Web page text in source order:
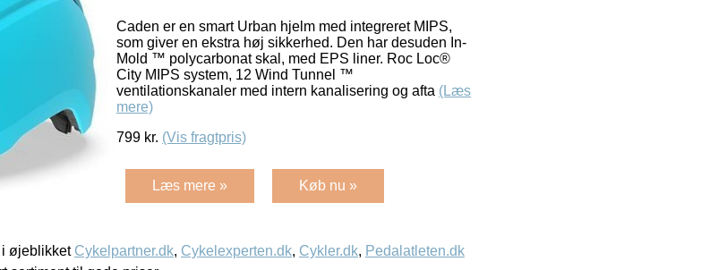
Caden er en smart Urban hjelm med integreret MIPS,
som giver en ekstra høj sikkerhed. Den har desuden In-
Mold ™ polycarbonat skal, med EPS liner. Roc Loc®
City MIPS system, 12 Wind Tunnel ™
ventilationskanaler med intern kanalisering og afta (Læs
mere)
799 kr. (Vis fragtpris)
Læs mere » Køb nu »
øjeblikket Cykelpartner.dk, Cykelexperten.dk, Cykler.dk, Pedalatleten.dk